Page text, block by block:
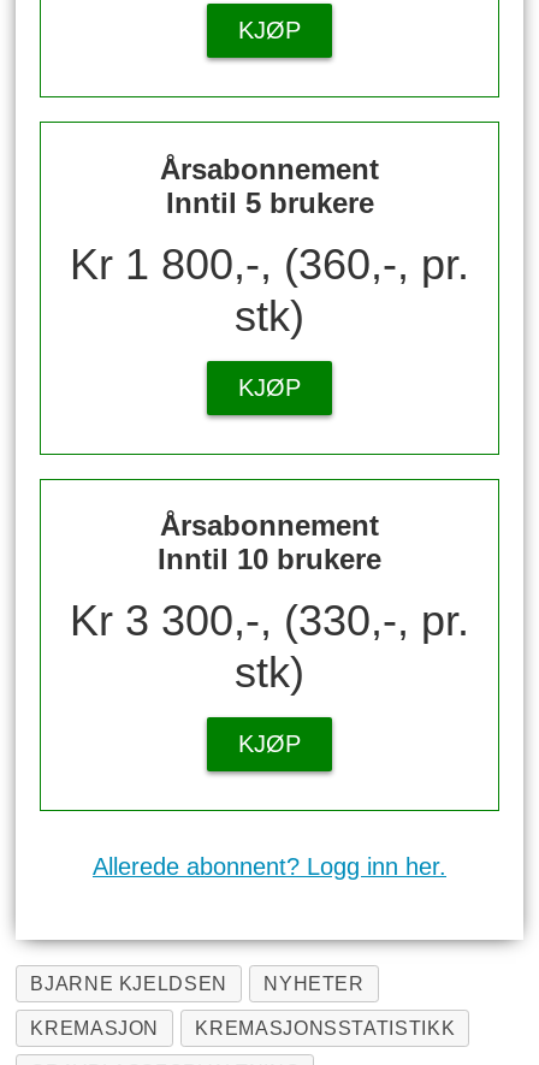
KJØP
Årsabonnement
Inntil 5 brukere
Kr 1 800,-, (360,-, pr.
stk)
KJØP
Årsabonnement
Inntil 10 brukere
Kr 3 300,-, (330,-, pr.
stk)
KJØP
Allerede abonnent? Logg inn her.
BJARNE KJELDSEN NYHETER
KREMASJON KREMASJONSSTATISTIKK